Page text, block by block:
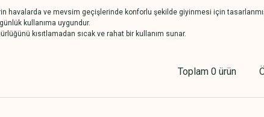
havalarda ve mevsim geçişlerinde konforlu şekilde giyinmesi için
kullanıma uygundur.
kısıtlamadan sıcak ve rahat bir kullanım sunar.
Toplam 0 ürün